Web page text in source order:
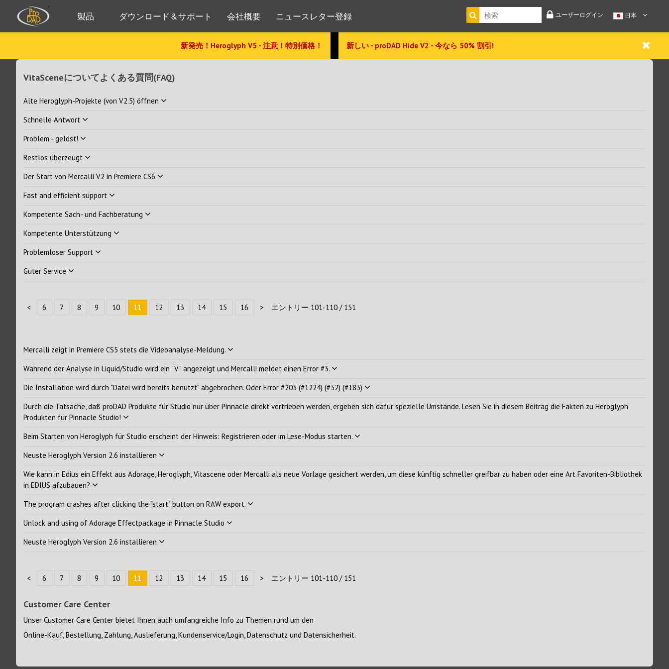
ユーザーログイン 日本
製品 ダウンロード＆サポート 会社概要 ニュースレター登録
新発売！Heroglyph V5 - 注意！特別価格！ 新しい - proDAD Hide V2 - 今なら 50% 割引!
VitaSceneについてよくある質問(FAQ)
Alte Heroglyph-Projekte (von V2.5) öffnen
Schnelle Antwort
Problem - gelöst!
Restlos überzeugt
Der Start von Mercalli V2 in Premiere CS6
Fast and efficient support
Kompetente Sach- und Fachberatung
Kompetente Unterstützung
Problemloser Support
Guter Service
< 6 7 8 9 10 11 12 13 14 15 16 > エントリー 101-110 / 151
Mercalli zeigt in Premiere CS5 stets die Videoanalyse-Meldung.
Während der Analyse in Liquid/Studio wird ein "V" angezeigt und Mercalli meldet einen Error #3.
Die Installation wird durch "Datei wird bereits benutzt" abgebrochen. Oder Error #203 (#1224) (#32) (#183)
Durch die Tatsache, daß proDAD Produkte für Studio nur über Pinnacle direkt vertrieben werden, ergeben sich dafür spezielle Umstände. Lesen Sie in diesem Beitrag die Fakten zu Heroglyph
Produkten für Pinnacle Studio!
Beim Starten von Heroglyph für Studio erscheint der Hinweis: Registrieren oder im Lese-Modus starten.
Neuste Heroglyph Version 2.6 installieren
Wie kann in Edius ein Effekt aus Adorage, Heroglyph, Vitascene oder Mercalli als neue Vorlage gesichert werden, um diese künftig schneller greifbar zu haben oder eine Art Favoriten-Bibliothek
in EDIUS afzubauen?
The program crashes after clicking the "start" button on RAW export.
Unlock and using of Adorage Effectpackage in Pinnacle Studio
Neuste Heroglyph Version 2.6 installieren
< 6 7 8 9 10 11 12 13 14 15 16 > エントリー 101-110 / 151
Customer Care Center
Unser Customer Care Center bietet Ihnen auch umfangreiche Info zu Themen rund um den
Online-Kauf, Bestellung, Zahlung, Auslieferung, Kundenservice/Login, Datenschutz und Datensicherheit.